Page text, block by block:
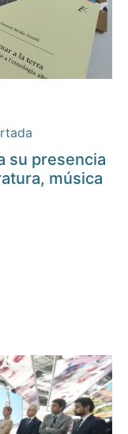
su presencia
música